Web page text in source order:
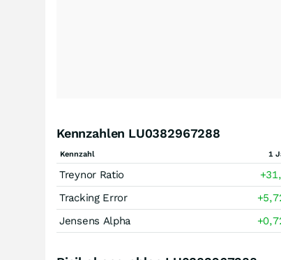
Kennzahlen LU0382967288
Kennzahl 1
Treynor Ratio
Tracking Error
Jensens Alpha